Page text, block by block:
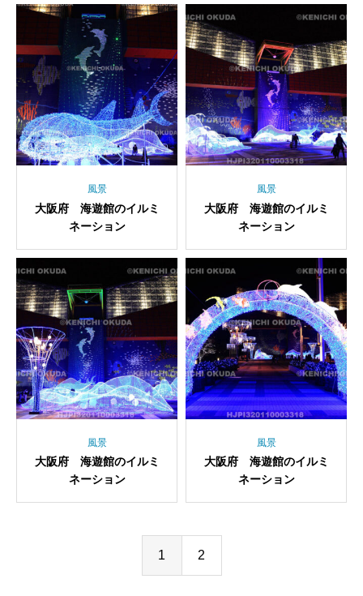
風景
大阪府 海遊館のイルミ
ネーション
風景
大阪府 海遊館のイルミ
ネーション
風景
大阪府 海遊館のイルミ
ネーション
風景
大阪府 海遊館のイルミ
ネーション
1 2